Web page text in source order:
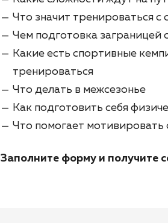
Что значит тренироваться с
Чем подготовка заграницей
Какие есть спортивные
тренироваться
Что делать в межсезонье
Как подготовить себя
Что помогает мотивировать
Заполните форму и получите